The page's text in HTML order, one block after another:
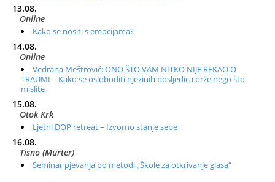
13.08.
Online
Kako se nositi s emocijama?
14.08.
Online
Vedrana Meštrović: ONO ŠTO VAM NITKO NIJE REKAO O
TRAUMI – Kako se osloboditi njezinih posljedica brže nego što
mislite
15.08.
Otok Krk
Ljetni DOP retreat – Izvorno stanje sebe
16.08.
Tisno (Murter)
Seminar pjevanja po metodi „Škole za otkrivanje glasa“